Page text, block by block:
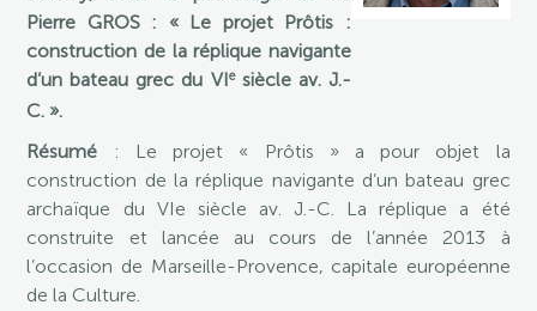
Pierre GROS : « Le projet Prôtis :
construction de la réplique navigante
d’un bateau grec du VIesiècle av. J.-
C. ».
Résumé : Le projet « Prôtis » a pour objet la
construction de la réplique navigante d’un bateau grec
archaïque du VIe siècle av. J.-C. La réplique a été
construite et lancée au cours de l’année 2013 à
l’occasion de Marseille-Provence, capitale européenne
de la Culture.